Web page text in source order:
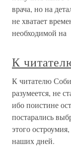
врача, но на
не хватает
необходимой на
К
К читателю
разумеется, не
ибо поистине
постарались
этого
наших дней.